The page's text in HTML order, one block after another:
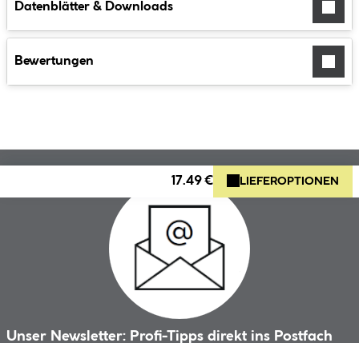
Datenblätter & Downloads
Bewertungen
17.49 € LIEFEROPTIONEN
Unser Newsletter: Profi-Tipps direkt ins Postfach